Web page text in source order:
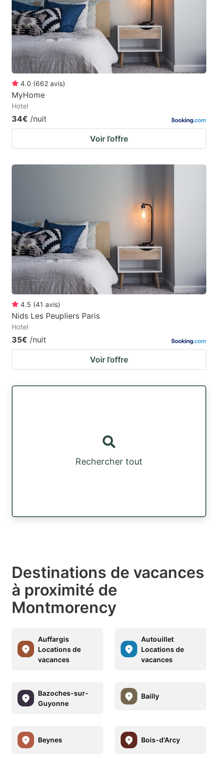
4.0 (662 avis)
MyHome
Hotel
34€ /nuit
Voir l’offre
4.5 (41 avis)
Nids Les Peupliers Paris
Hotel
35€ /nuit
Voir l’offre
Rechercher tout
Destinations de vacances
à proximité de
Montmorency
Auffargis
Locations de
vacances
Autouillet
Locations de
vacances
Bazoches-sur-
Guyonne
Bailly
Beynes Bois-d'Arcy